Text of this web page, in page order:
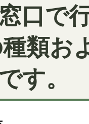
口で
類お
す。